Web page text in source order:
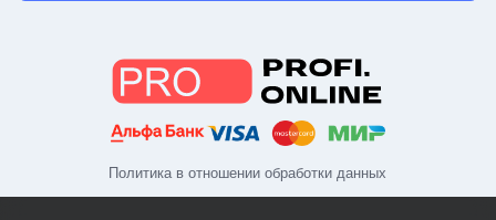
Политика в отношении обработки данных